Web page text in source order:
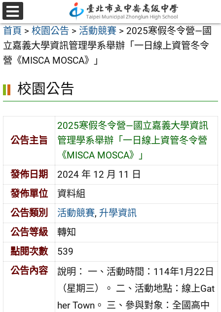
跳
至
主
要
內
區
選
單
首頁 > 校園公告 > 活動競賽 > 2025寒假冬令營—國
立嘉義大學資訊管理學系舉辦「一日線上資管冬令
營《MISCA MOSCA》」
校園公告
公告主旨
2025寒假冬令營—國立嘉義大學資訊
管理學系舉辦「一日線上資管冬令營
《MISCA MOSCA》」
發佈日期
2024 年 12 月 11 日
發佈單位
資料組
公告類別
活動競賽, 升學資訊
公告等級
轉知
點閱次數
539
公告內容
說明： 一、活動時間：114年1月22日
（星期三）。 二、活動地點：線上Gat
her Town。 三、參與對象：全國高中